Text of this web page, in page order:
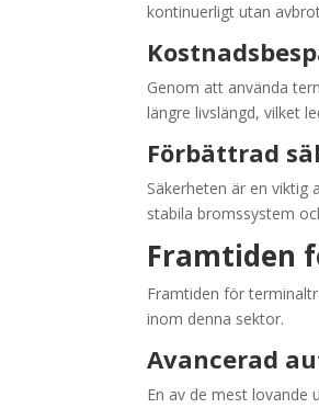
kontinuerligt utan
Genom att använda
längre livslängd, vilket
Förbättrad
Säkerheten är en
stabila bromssystem
Framtiden
Framtiden för
inom denna sektor.
Avancerad
En av de mest lovande